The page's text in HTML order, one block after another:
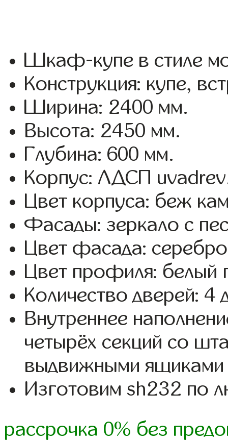
Шкаф-купе в стиле
Конструкция: купе,
Ширина: 2400 мм.
Высота: 2450 мм.
Глубина: 600 мм.
Корпус: ЛДСП
Цвет корпуса: беж
Фасады: зеркало с
Цвет фасада:
Цвет профиля: белый
Количество дверей: 4
Внутреннее
четырёх секций со
выдвижными ящиками
Изготовим sh232 по
рассрочка 0% без